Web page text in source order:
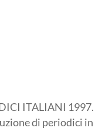
ITALIANI 1997.
di periodici in